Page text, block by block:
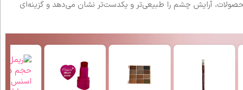
آرایش چشم را طبیعی‌تر و یکدست‌تر نشان می‌دهد و گزینه‌ای